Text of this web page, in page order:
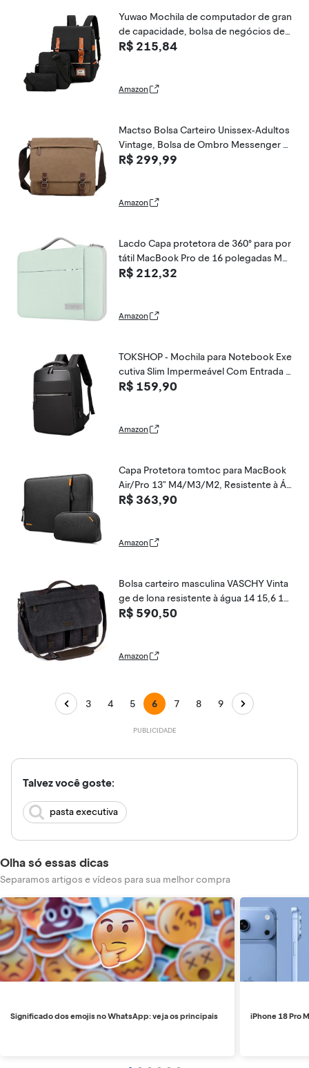
Yuwao Mochila de computador de gran
de capacidade, bolsa de negócios de
moda ao ar livre, conjunto de bolsa de
R$ 215,84
Amazon
Mactso Bolsa Carteiro Unissex-Adultos
Vintage, Bolsa de Ombro Messenger p
ara Laptop de 15,6 Polegadas, Café, 1
R$ 299,99
Amazon
Lacdo Capa protetora de 360° para por
tátil MacBook Pro de 16 polegadas M5
Pro/Max A3428 A3429 (2026), M4/M3/
ara computador, Verde
R$ 212,32
Amazon
TOKSHOP - Mochila para Notebook Exe
cutiva Slim Impermeável Com Entrada U
SB - Detalhes em Couro PU, Resistente
R$ 159,90
Amazon
Capa Protetora tomtoc para MacBook
Air/Pro 13" M4/M3/M2, Resistente à Ág
ua e Choques, com Bolsa para Acessóri
R$ 363,90
Amazon
Bolsa carteiro masculina VASCHY Vinta
ge de lona resistente à água 14 15,6 15,
6 17 polegadas pasta para laptop, 43,1
R$ 590,50
Amazon
3 4 5 6 7 8 9
Talvez você goste:
pasta executiva
Olha só essas dicas
Separamos artigos e vídeos para sua melhor compra
Significado dos emojis no WhatsApp: veja os principais iPhone 18 Pro